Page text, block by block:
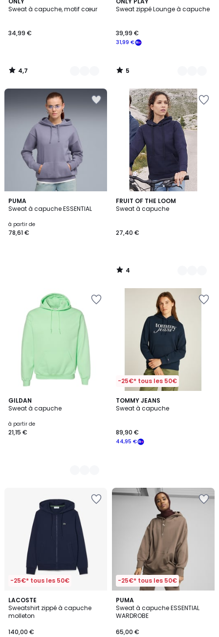
Sweat à capuche, motif cœur
34,99 €
/ 5
4
Couleurs
4,7
/
Sweat zippé Lounge à capuche
31,99 €
39,99 €
/
3
Couleurs
5
/
PUMA
Sweat à capuche ESSENTIAL
à partir de
78,61 €
FRUIT OF THE LOOM
Sweat à capuche
27,40 €
4
/
10
Couleurs
4
/
GILDAN
Sweat à capuche
à partir de
21,15 €
39
Couleurs
-25€* tous les 50€
TOMMY JEANS
Sweat à capuche
44,95 €
89,90 €
-25€* tous les 50€
LACOSTE
Sweatshirt zippé à capuche
molleton
140,00 €
-25€* tous les 50€
PUMA
Sweat à capuche ESSENTIAL
WARDROBE
65,00 €
2
Couleurs